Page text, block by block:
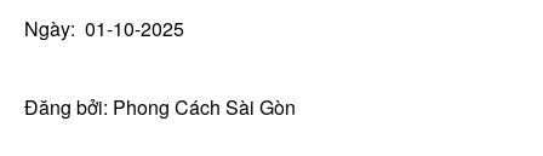
01-10-2025
Ngày:
Đăng bởi: Phong Cách Sài Gòn